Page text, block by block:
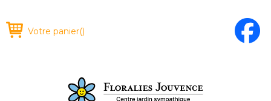
Votre panier()